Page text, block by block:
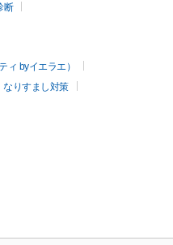
断
ィ byイエラエ）
なりすまし対策